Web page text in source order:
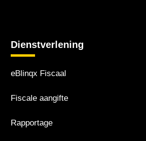
Dienstverlening
eBlinqx Fiscaal
Fiscale aangifte
Rapportage